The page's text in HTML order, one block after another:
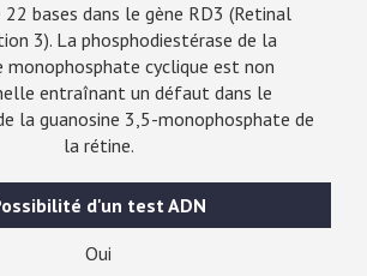
bases dans le gène RD3 (Retinal
3). La phosphodiestérase de la
monophosphate cyclique est non
entraînant un défaut dans le
la guanosine 3,5-monophosphate de
la rétine.
d'un test ADN
Oui